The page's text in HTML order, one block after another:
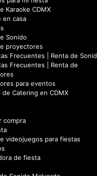
compra
videojuegos para fiestas
de fiesta
Sonido Malverde
de halloween CDMX
Fiestas Empresariales
de Fiestas
graduaciones
de marca
Google
Pista Iluminada CDMX